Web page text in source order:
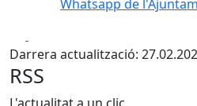
Whatsapp de
Darrera actualització:
RSS